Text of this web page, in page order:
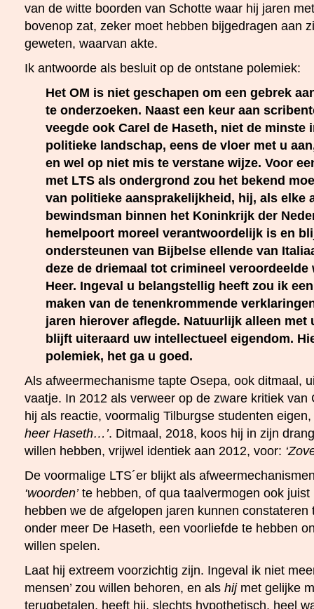
van de witte boorden van Schotte waar hij jaren
bovenop zat, zeker moet hebben bijgedragen aan
geweten, waarvan akte.
Ik antwoorde als besluit op de ontstane polemiek:
Het OM is niet geschapen om een gebrek
te onderzoeken. Naast een keur aan
veegde ook Carel de Haseth, niet de minste
politieke landschap, eens de vloer met u
en wel op niet mis te verstane wijze. Voor
met LTS als ondergrond zou het bekend
van politieke aansprakelijkheid, hij, als elke
bewindsman binnen het Koninkrijk der
hemelpoort moreel verantwoordelijk is en
ondersteunen van Bijbelse ellende van
deze de driemaal tot crimineel
Heer. Ingeval u belangstellig heeft zou ik
maken van de tenenkrommende
jaren hierover aflegde. Natuurlijk alleen met
blijft uiteraard uw intellectueel eigendom.
polemiek, het ga u goed.
Als afweermechanisme tapte Osepa, ook ditmaal,
vaatje. In 2012 als verweer op de zware kritiek van
hij als reactie, voormalig Tilburgse studenten
heer Haseth…’. Ditmaal, 2018, koos hij in zijn
willen hebben, vrijwel identiek aan 2012, voor:
De voormalige LTS´er blijkt als
‘woorden’te hebben, of qua taalvermogen ook juist
hebben we de afgelopen jaren kunnen
onder meer De Haseth, een voorliefde te hebben
willen spelen.
Laat hij extreem voorzichtig zijn. Ingeval ik niet
mensen’ zou willen behoren, en als hijmet gelijke
terugbetalen, heeft hij, slechts hypothetisch, heel